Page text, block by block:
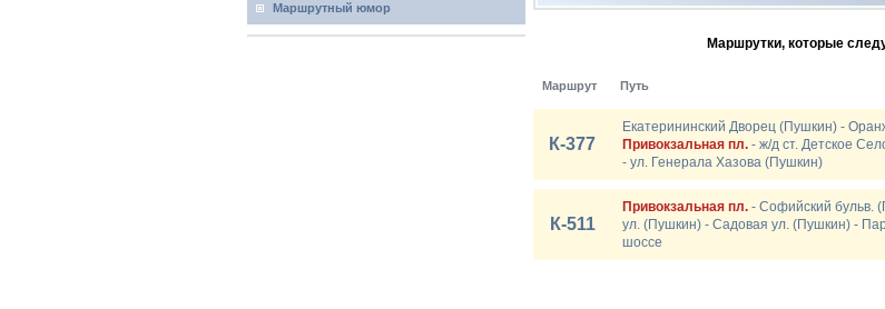
Маршрутный юмор
Маршрутки, которые
Маршрут Путь
К-377
Екатерининский Дворец (Пушкин) -
Привокзальная пл. - ж/д ст. Детское
- ул. Генерала Хазова (Пушкин)
К-511
Привокзальная пл. - Софийский бульв.
ул. (Пушкин) - Садовая ул. (Пушкин) -
шоссе